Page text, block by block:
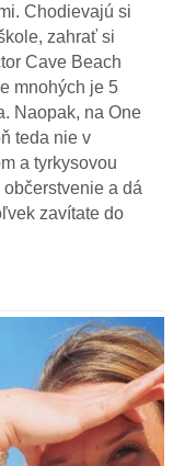
Chodievajú si
zahrať si
Cave Beach
mnohých je 5
Naopak, na One
teda nie v
a tyrkysovou
a dá
zavítate do